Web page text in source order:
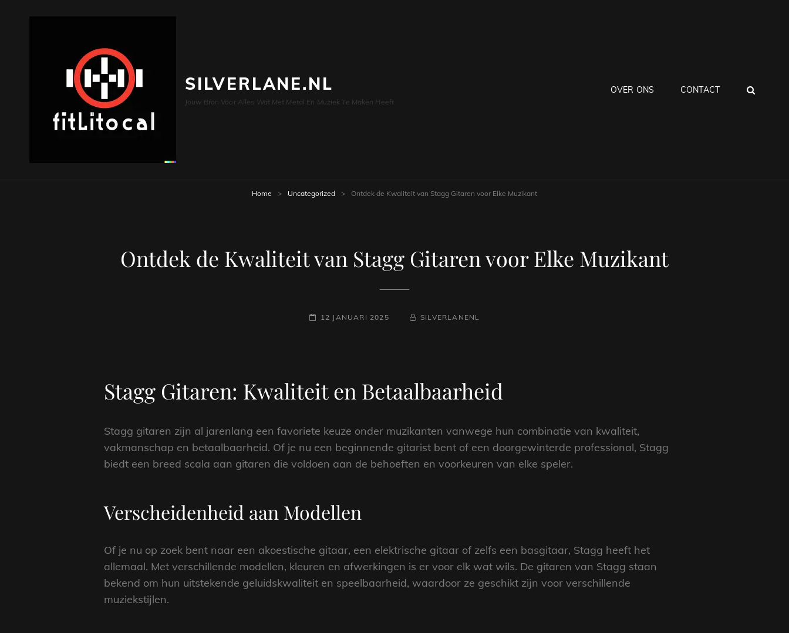
SILVERLANE.NL
Jouw Bron Voor Alles Wat Met Metal En Muziek Te Maken Heeft
OVER ONS CONTACT
Home > Uncategorized > Ontdek de Kwaliteit van Stagg Gitaren voor Elke Muzikant
Ontdek de Kwaliteit van Stagg Gitaren voor Elke Muzikant
GEPLAATST
12 JANUARI 2025 NAAMREGEL
BYLINE
SILVERLANENL
Stagg Gitaren: Kwaliteit en Betaalbaarheid
Stagg gitaren zijn al jarenlang een favoriete keuze onder muzikanten vanwege hun combinatie van kwaliteit,
vakmanschap en betaalbaarheid. Of je nu een beginnende gitarist bent of een doorgewinterde professional, Stagg
biedt een breed scala aan gitaren die voldoen aan de behoeften en voorkeuren van elke speler.
Verscheidenheid aan Modellen
Of je nu op zoek bent naar een akoestische gitaar, een elektrische gitaar of zelfs een basgitaar, Stagg heeft het
allemaal. Met verschillende modellen, kleuren en afwerkingen is er voor elk wat wils. De gitaren van Stagg staan
bekend om hun uitstekende geluidskwaliteit en speelbaarheid, waardoor ze geschikt zijn voor verschillende
muziekstijlen.